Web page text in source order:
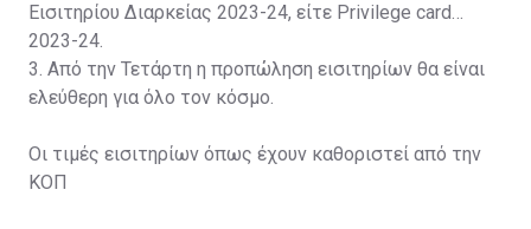
Εισιτηρίου Διαρκείας 2023-24, είτε Privilege card
2023-24.
3. Από την Τετάρτη η προπώληση εισιτηρίων θα είναι
ελεύθερη για όλο τον κόσμο.
Οι τιμές εισιτηρίων όπως έχουν καθοριστεί από την
ΚΟΠ